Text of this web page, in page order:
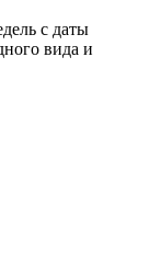
с даты
вида и